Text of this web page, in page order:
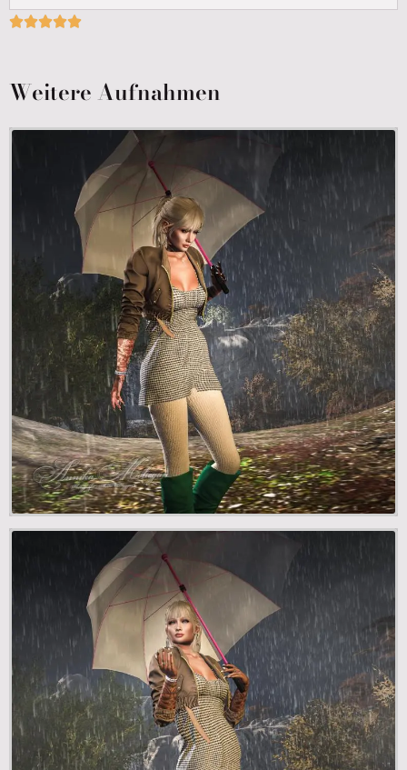

Weitere Aufnahmen